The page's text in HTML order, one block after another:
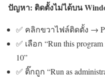
ปัญหา: ติดตั้งไม่ได้บน
✅ คลิกขวาไฟล์ติดตั้ง →
✅ เลือก “Run this
10”
✅ ติ๊กถูก “Run as